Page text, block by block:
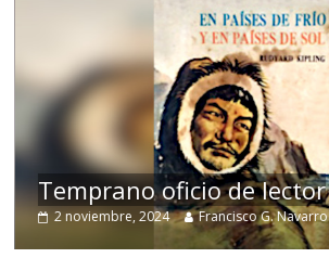
Temprano oficio de lector
2 noviembre, 2024 Francisco G. Navarro